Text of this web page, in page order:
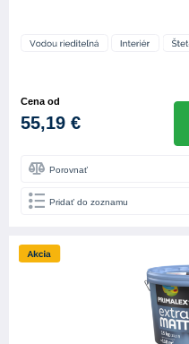
Cena od
55,19 €
Porovnať
Pridať do zoznamu